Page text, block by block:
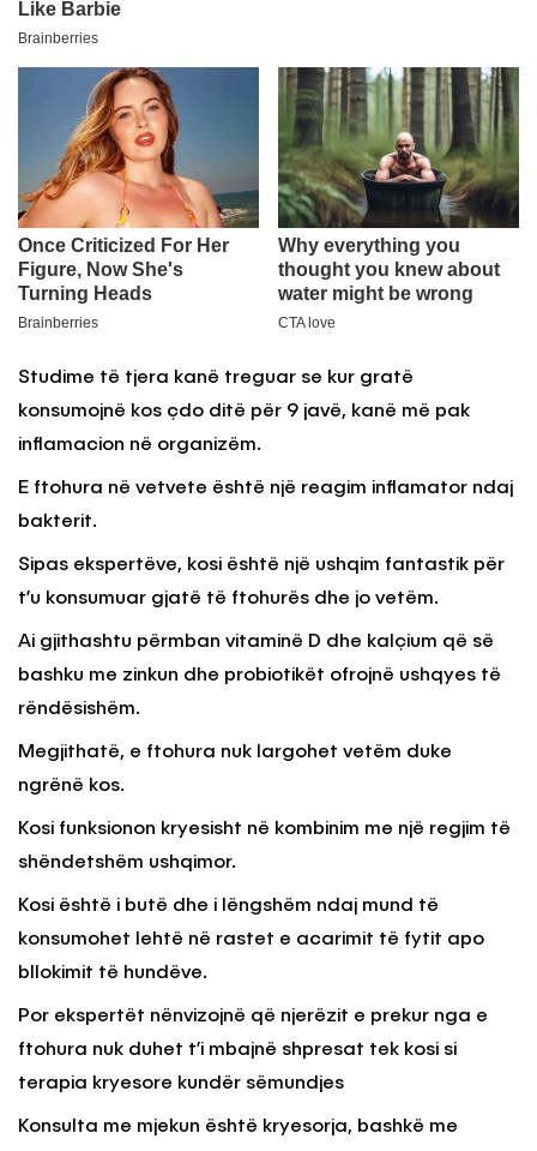
Studime të tjera kanë treguar se kur gratë
konsumojnë kos çdo ditë për 9 javë, kanë më pak
inflamacion në organizëm.
E ftohura në vetvete është një reagim inflamator ndaj
bakterit.
Sipas ekspertëve, kosi është një ushqim fantastik për
t’u konsumuar gjatë të ftohurës dhe jo vetëm.
Ai gjithashtu përmban vitaminë D dhe kalçium që së
bashku me zinkun dhe probiotikët ofrojnë ushqyes të
rëndësishëm.
Megjithatë, e ftohura nuk largohet vetëm duke
ngrënë kos.
Kosi funksionon kryesisht në kombinim me një regjim të
shëndetshëm ushqimor.
Kosi është i butë dhe i lëngshëm ndaj mund të
konsumohet lehtë në rastet e acarimit të fytit apo
bllokimit të hundëve.
Por ekspertët nënvizojnë që njerëzit e prekur nga e
ftohura nuk duhet t’i mbajnë shpresat tek kosi si
terapia kryesore kundër sëmundjes
Konsulta me mjekun është kryesorja, bashkë me